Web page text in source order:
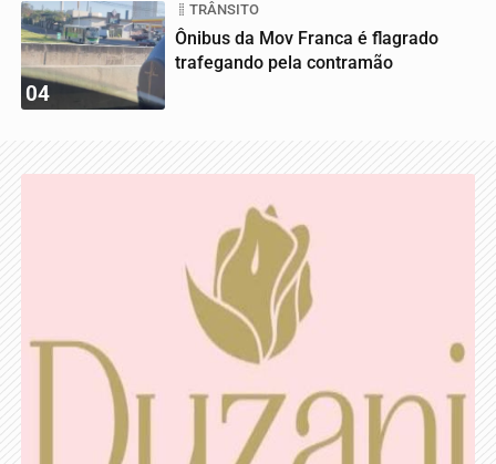
04
TRÂNSITO
Ônibus da Mov Franca é flagrado
trafegando pela contramão